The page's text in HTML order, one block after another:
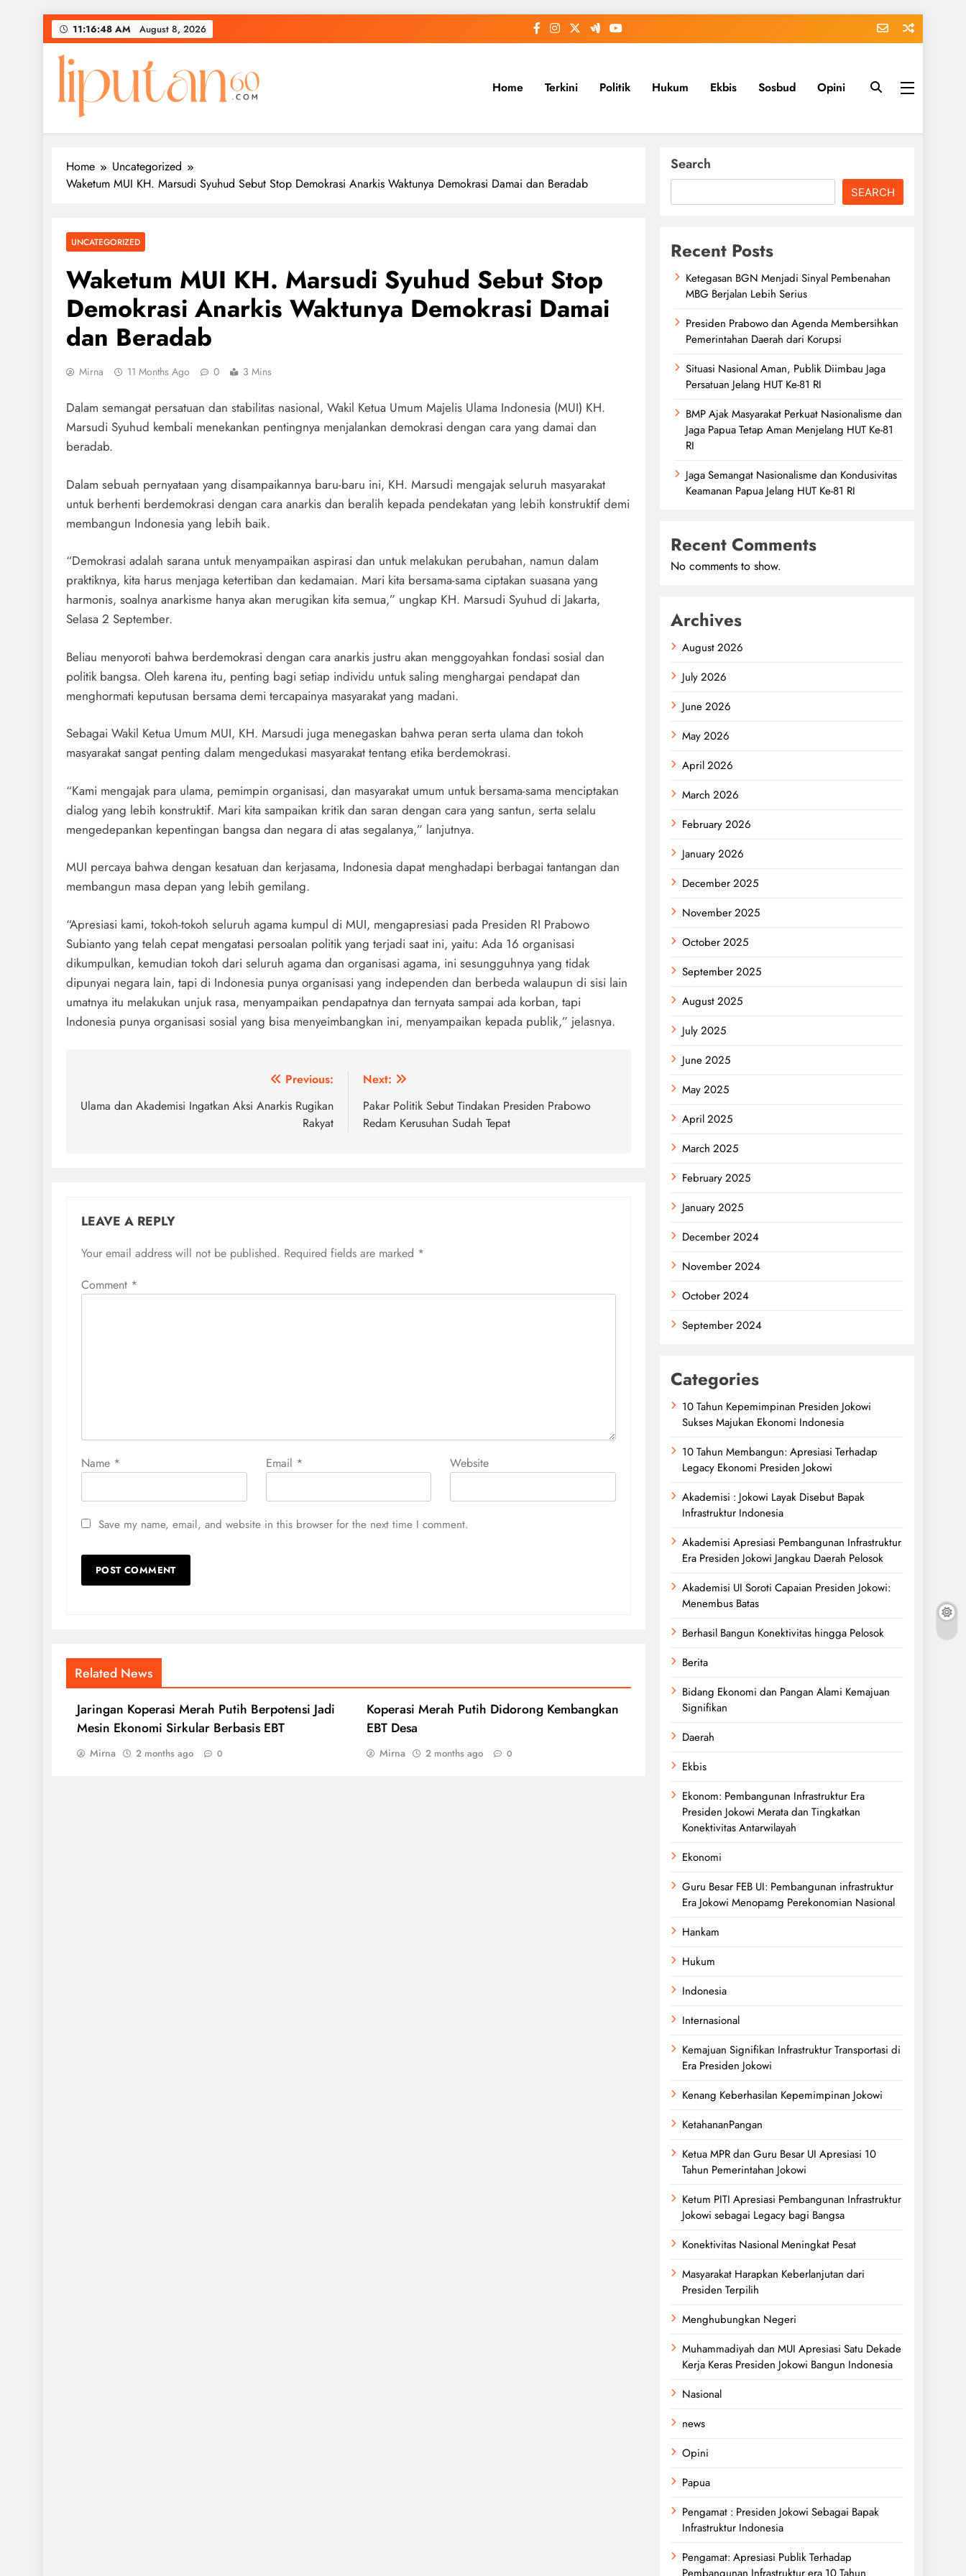
Skip
to
content
11:16:49 AM August 8, 2026
Home Terkini Politik Hukum Ekbis Sosbud Opini
Home
Uncategorized
Waketum MUI KH. Marsudi Syuhud Sebut Stop Demokrasi Anarkis Waktunya Demokrasi Damai dan Beradab
UNCATEGORIZED
Waketum MUI KH. Marsudi Syuhud Sebut Stop
Demokrasi Anarkis Waktunya Demokrasi Damai
dan Beradab
Mirna 11 Months Ago 0 3 Mins
Dalam semangat persatuan dan stabilitas nasional, Wakil Ketua Umum Majelis Ulama Indonesia (MUI) KH.
Marsudi Syuhud kembali menekankan pentingnya menjalankan demokrasi dengan cara yang damai dan
beradab.
Dalam sebuah pernyataan yang disampaikannya baru-baru ini, KH. Marsudi mengajak seluruh masyarakat
untuk berhenti berdemokrasi dengan cara anarkis dan beralih kepada pendekatan yang lebih konstruktif demi
membangun Indonesia yang lebih baik.
“Demokrasi adalah sarana untuk menyampaikan aspirasi dan untuk melakukan perubahan, namun dalam
praktiknya, kita harus menjaga ketertiban dan kedamaian. Mari kita bersama-sama ciptakan suasana yang
harmonis, soalnya anarkisme hanya akan merugikan kita semua,” ungkap KH. Marsudi Syuhud di Jakarta,
Selasa 2 September.
Beliau menyoroti bahwa berdemokrasi dengan cara anarkis justru akan menggoyahkan fondasi sosial dan
politik bangsa. Oleh karena itu, penting bagi setiap individu untuk saling menghargai pendapat dan
menghormati keputusan bersama demi tercapainya masyarakat yang madani.
Sebagai Wakil Ketua Umum MUI, KH. Marsudi juga menegaskan bahwa peran serta ulama dan tokoh
masyarakat sangat penting dalam mengedukasi masyarakat tentang etika berdemokrasi.
“Kami mengajak para ulama, pemimpin organisasi, dan masyarakat umum untuk bersama-sama menciptakan
dialog yang lebih konstruktif. Mari kita sampaikan kritik dan saran dengan cara yang santun, serta selalu
mengedepankan kepentingan bangsa dan negara di atas segalanya,” lanjutnya.
MUI percaya bahwa dengan kesatuan dan kerjasama, Indonesia dapat menghadapi berbagai tantangan dan
membangun masa depan yang lebih gemilang.
“Apresiasi kami, tokoh-tokoh seluruh agama kumpul di MUI, mengapresiasi pada Presiden RI Prabowo
Subianto yang telah cepat mengatasi persoalan politik yang terjadi saat ini, yaitu: Ada 16 organisasi
dikumpulkan, kemudian tokoh dari seluruh agama dan organisasi agama, ini sesungguhnya yang tidak
dipunyai negara lain, tapi di Indonesia punya organisasi yang independen dan berbeda walaupun di sisi lain
umatnya itu melakukan unjuk rasa, menyampaikan pendapatnya dan ternyata sampai ada korban, tapi
Indonesia punya organisasi sosial yang bisa menyeimbangkan ini, menyampaikan kepada publik,” jelasnya.
navigation
Previous:
Ulama dan Akademisi Ingatkan Aksi Anarkis Rugikan
Rakyat
Next:
Pakar Politik Sebut Tindakan Presiden Prabowo
Redam Kerusuhan Sudah Tepat
LEAVE A REPLY
Your email address will not be published. Required fields are marked *
Comment *
Name * Email * Website
Save my name, email, and website in this browser for the next time I comment.
Related News
Jaringan Koperasi Merah Putih Berpotensi Jadi
Mesin Ekonomi Sirkular Berbasis EBT
Mirna 2 months ago 0
Koperasi Merah Putih Didorong Kembangkan
EBT Desa
Mirna 2 months ago 0
Search
SEARCH
Recent Posts
Ketegasan BGN Menjadi Sinyal Pembenahan
MBG Berjalan Lebih Serius
Presiden Prabowo dan Agenda Membersihkan
Pemerintahan Daerah dari Korupsi
Situasi Nasional Aman, Publik Diimbau Jaga
Persatuan Jelang HUT Ke-81 RI
BMP Ajak Masyarakat Perkuat Nasionalisme dan
Jaga Papua Tetap Aman Menjelang HUT Ke-81
RI
Jaga Semangat Nasionalisme dan Kondusivitas
Keamanan Papua Jelang HUT Ke-81 RI
Recent Comments
No comments to show.
Archives
August 2026
July 2026
June 2026
May 2026
April 2026
March 2026
February 2026
January 2026
December 2025
November 2025
October 2025
September 2025
August 2025
July 2025
June 2025
May 2025
April 2025
March 2025
February 2025
January 2025
December 2024
November 2024
October 2024
September 2024
Categories
10 Tahun Kepemimpinan Presiden Jokowi
Sukses Majukan Ekonomi Indonesia
10 Tahun Membangun: Apresiasi Terhadap
Legacy Ekonomi Presiden Jokowi
Akademisi : Jokowi Layak Disebut Bapak
Infrastruktur Indonesia
Akademisi Apresiasi Pembangunan Infrastruktur
Era Presiden Jokowi Jangkau Daerah Pelosok
Akademisi UI Soroti Capaian Presiden Jokowi:
Menembus Batas
Berhasil Bangun Konektivitas hingga Pelosok
Berita
Bidang Ekonomi dan Pangan Alami Kemajuan
Signifikan
Daerah
Ekbis
Ekonom: Pembangunan Infrastruktur Era
Presiden Jokowi Merata dan Tingkatkan
Konektivitas Antarwilayah
Ekonomi
Guru Besar FEB UI: Pembangunan infrastruktur
Era Jokowi Menopamg Perekonomian Nasional
Hankam
Hukum
Indonesia
Internasional
Kemajuan Signifikan Infrastruktur Transportasi di
Era Presiden Jokowi
Kenang Keberhasilan Kepemimpinan Jokowi
KetahananPangan
Ketua MPR dan Guru Besar UI Apresiasi 10
Tahun Pemerintahan Jokowi
Ketum PITI Apresiasi Pembangunan Infrastruktur
Jokowi sebagai Legacy bagi Bangsa
Konektivitas Nasional Meningkat Pesat
Masyarakat Harapkan Keberlanjutan dari
Presiden Terpilih
Menghubungkan Negeri
Muhammadiyah dan MUI Apresiasi Satu Dekade
Kerja Keras Presiden Jokowi Bangun Indonesia
Nasional
news
Opini
Papua
Pengamat : Presiden Jokowi Sebagai Bapak
Infrastruktur Indonesia
Pengamat: Apresiasi Publik Terhadap